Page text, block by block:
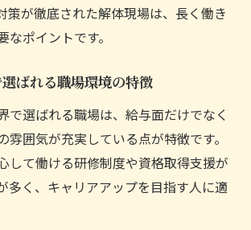
策が徹底された解体現場は、長く働き
ポイントです。
ばれる職場環境の特徴
で選ばれる職場は、給与面だけでなく
雰囲気が充実している点が特徴です。
して働ける研修制度や資格取得支援が
多く、キャリアアップを目指す人に適